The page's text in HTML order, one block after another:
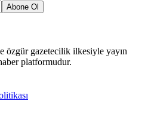
Abone Ol
özgür gazetecilik ilkesiyle yayın
platformudur.